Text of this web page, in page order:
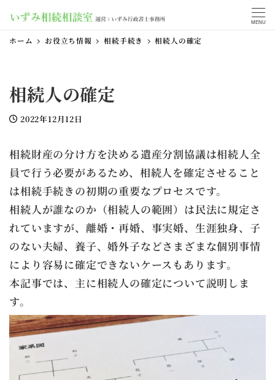
MENU
ホーム お役立ち情報 相続手続き 相続人の確定
相続人の確定
投稿日
2022年12月12日
相続財産の分け方を決める遺産分割協議は相続人全
員で行う必要があるため、相続人を確定させること
は相続手続きの初期の重要なプロセスです。
相続人が誰なのか（相続人の範囲）は民法に規定さ
れていますが、離婚・再婚、事実婚、生涯独身、子
のない夫婦、養子、婚外子などさまざまな個別事情
により容易に確定できないケースもあります。
本記事では、主に相続人の確定について説明しま
す。